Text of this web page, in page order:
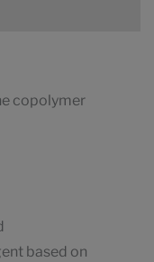
copolymer
based on